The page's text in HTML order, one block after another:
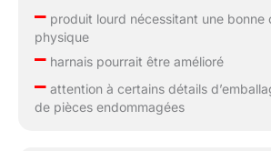
–produit lourd nécessitant une bonne
physique
–harnais pourrait être amélioré
–attention à certains détails
de pièces endommagées